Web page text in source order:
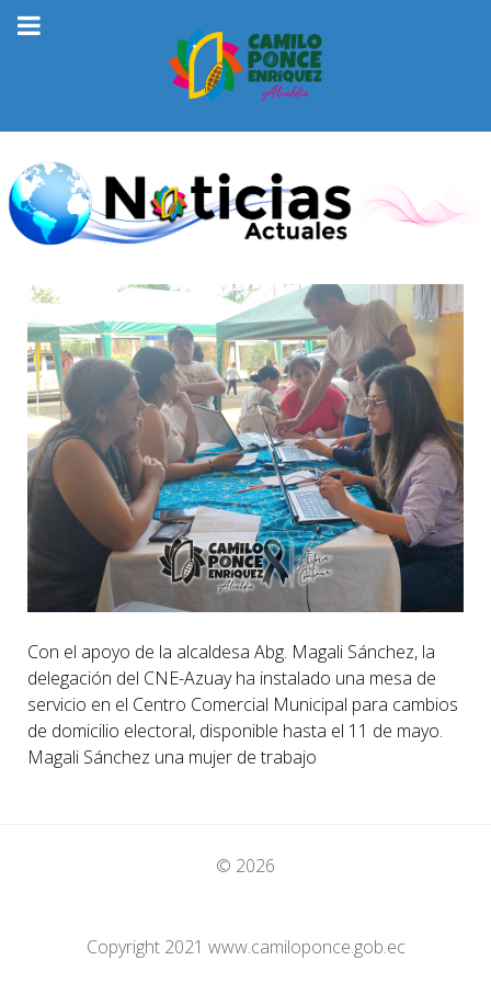
Con el apoyo de la alcaldesa Abg. Magali Sánchez, la
delegación del CNE-Azuay ha instalado una mesa de
servicio en el Centro Comercial Municipal para cambios
de domicilio electoral, disponible hasta el 11 de mayo.
Magali Sánchez una mujer de trabajo
© 2026
Copyright 2021 www.camiloponce.gob.ec